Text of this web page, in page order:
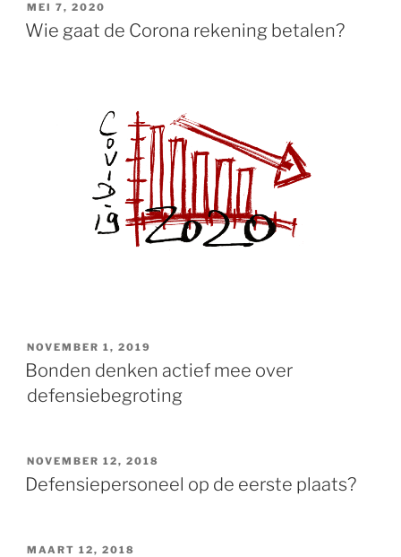
GEPLAATST
OP
MEI 7, 2020
Wie gaat de Corona rekening betalen?
GEPLAATST
OP
NOVEMBER 1, 2019
Bonden denken actief mee over
defensiebegroting
GEPLAATST
OP
NOVEMBER 12, 2018
Defensiepersoneel op de eerste plaats?
GEPLAATST
MAART 12, 2018